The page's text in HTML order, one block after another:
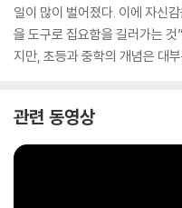
일이 많이 벌어졌다. 이에 자신
을 도구로 집요함을 길러가는
지만, 초등과 중학의 개념은 대
관련 동영상